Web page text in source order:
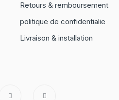
Retours & remboursement
politique de confidentialie
Livraison & installation